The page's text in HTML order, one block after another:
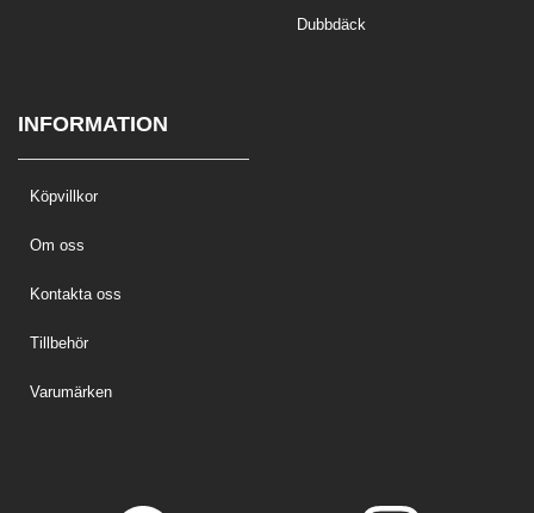
Dubbdäck
INFORMATION
Köpvillkor
Om oss
Kontakta oss
Tillbehör
Varumärken